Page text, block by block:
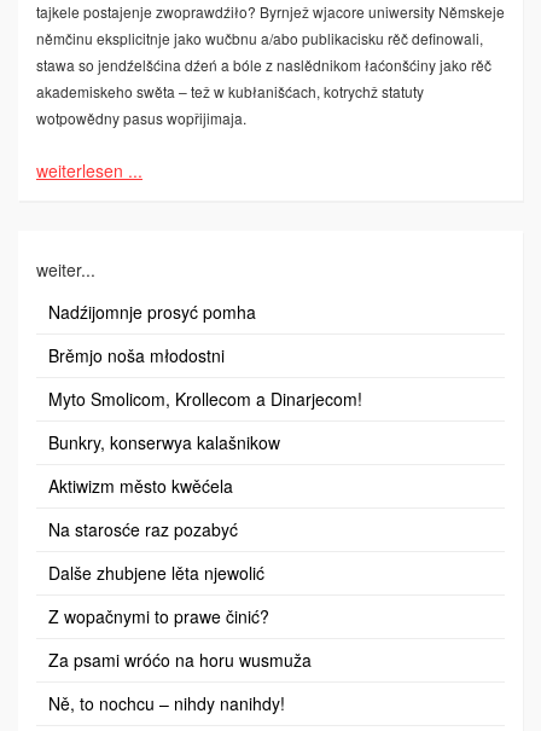
tajkele postajenje zwoprawdźiło? Byrnjež wjacore uniwersity Němskeje
němčinu eksplicitnje jako wučbnu a/abo publikacisku rěč definowali,
stawa so jendźelšćina dźeń a bóle z naslědnikom łaćonšćiny jako rěč
akademiskeho swěta – tež w kubłanišćach, kotrychž statuty
wotpowědny pasus wopřijimaja.
weiterlesen ...
weiter...
Nadźijomnje prosyć pomha
Brěmjo noša młodostni
Myto Smolicom, Krollecom a Dinarjecom!
Bunkry, konserwya kalašnikow
Aktiwizm město kwěćela
Na starosće raz pozabyć
Dalše zhubjene lěta njewolić
Z wopačnymi to prawe činić?
Za psami wróćo na horu wusmuža
Ně, to nochcu – nihdy nanihdy!